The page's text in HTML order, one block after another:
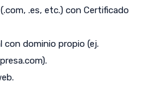
.es, etc.) con Certificado
con dominio propio (ej.
).